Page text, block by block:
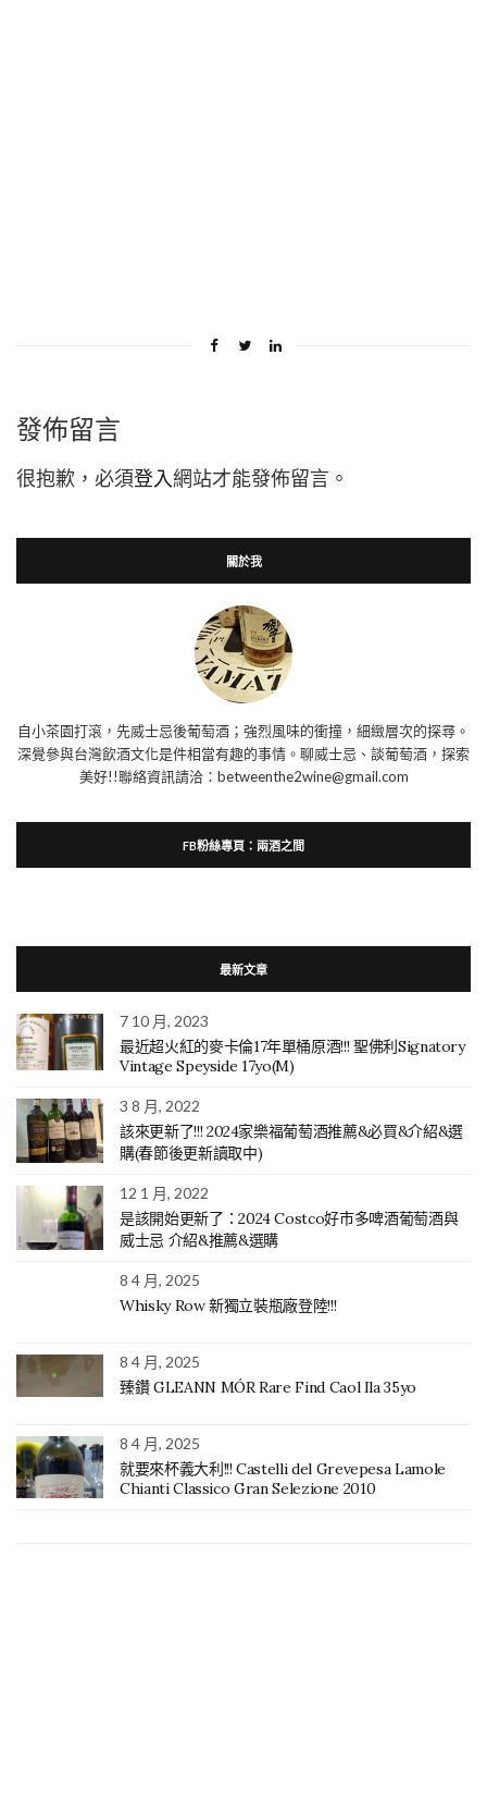
發佈留言
很抱歉，必須登入網站才能發佈留言。
關於我
自小茶園打滾，先威士忌後葡萄酒；強烈風味的衝撞，細緻層次的探尋。
深覺參與台灣飲酒文化是件相當有趣的事情。聊威士忌、談葡萄酒，探索
美好!!聯絡資訊請洽：betweenthe2wine@gmail.com
FB粉絲專頁：兩酒之間
最新文章
7 10 月, 2023
最近超火紅的麥卡倫17年單桶原酒!!! 聖佛利Signatory
Vintage Speyside 17yo(M)
3 8 月, 2022
該來更新了!!! 2024家樂福葡萄酒推薦&必買&介紹&選
購(春節後更新讀取中)
12 1 月, 2022
是該開始更新了：2024 Costco好市多啤酒葡萄酒與
威士忌 介紹&推薦&選購
8 4 月, 2025
Whisky Row 新獨立裝瓶廠登陸!!!
8 4 月, 2025
臻鑽 GLEANN MÓR Rare Find Caol Ila 35yo
8 4 月, 2025
就要來杯義大利!!! Castelli del Grevepesa Lamole
Chianti Classico Gran Selezione 2010